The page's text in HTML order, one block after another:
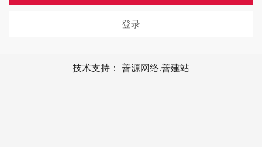
登录
技术支持： 善源网络.善建站